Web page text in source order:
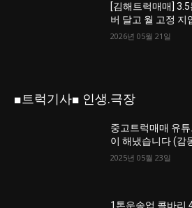
[김해트럭매매]
버 달고 월 고정 지
2026년 05월 21일
■트럭기사■ 인생.극장
중고트럭매매 유
이 해냈습니다 (감
2025년 05월 23일
1톤운송업 콜바리